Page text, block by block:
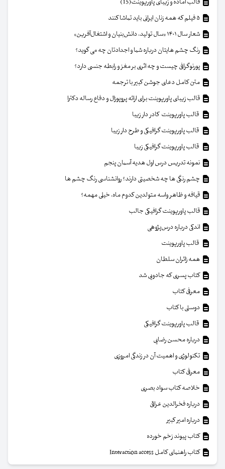
قالب آماده و زیبای پاورپوینت(15)
شعار سال ۱۴۰۱ «سال تولید، دانش‌بنیان و اشتغال‌آفرین»
رنگ چشم هایتان درباره شما و اجدادتان چه می گوید؟
پورنوگرافی چیست و چه اثری بر مغز و رابطه جنسی دارد؟
متن کامل دعای جوشن کبیر با ترجمه
قالب زیبای پاورپوینت برای ارائه پروپوزال و دفاع رساله دکترا
قالب پاورپوینت کادر دار زیبا
قالب پاورپوینت گرافیکی و طرح دار زیبا
قالب پاورپوینت گرافیکی زیبا
نمونه تدریس درس اول هدیه آسمان پنجم
چشم رنگی ها چه شخصیتی دارند؟ روانشناسی رنگ چشم ها
قیافه و ظاهر واسه متولدین کدوم ماه، خیلی مهمه؟
قالب پاورپوینت گرافیکی جالب
اندکی درباره درس‌پژوهی
قالب پاورپوینت
همه زائران سلطان
کتاب پسری که جادویی شد
معرفی کتاب
دوستی با کتاب
قالب پاورپوینت گرافیکی
درباره محسن رضایی
تکنولوژی و اهمیت آن در زندگی امروزی
معرفی کتاب
خلاصه کتاب سواد بصری
درباره فخرالدین عراقی
درباره امیر کبیر
کتاب پیوند زخم خورده
کتاب راهنمای کامل Interaction access